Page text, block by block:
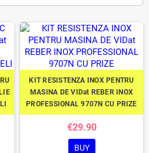
KIT RESISTENZA INOX PENTRU
MASINA DE VIDat REBER INOX
PROFESSIONAL 9707N CU PRIZE
€29.90
BUY